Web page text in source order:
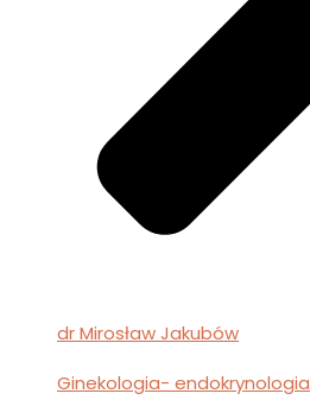
dr Mirosław Jakubów
Ginekologia- endokrynologia